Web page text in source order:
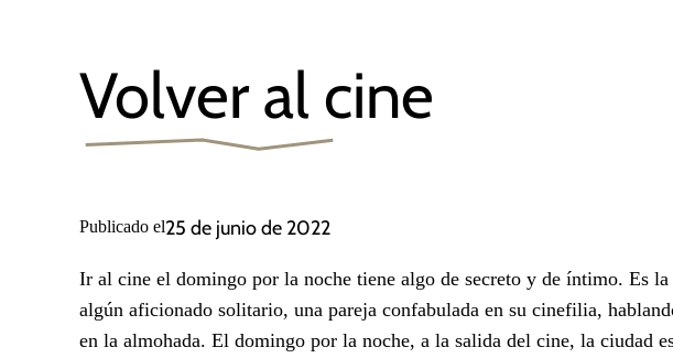
Volver al cine
Publicado el25 de junio de 2022
Ir al cine el domingo por la noche tiene algo de secreto y de íntimo. Es
algún aficionado solitario, una pareja confabulada en su cinefilia,
en la almohada. El domingo por la noche, a la salida del cine, la ciudad